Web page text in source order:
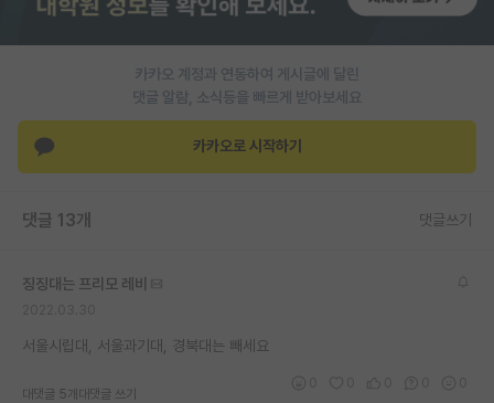
재팬라운지 🌸
카카오 계정과 연동하여 게시글에 달린
댓글 알람, 소식등을 빠르게 받아보세요
카카오로 시작하기
댓글 13개 댓글쓰기
징징대는 프리모 레비
서울시립대, 서울과기대, 경북대는 빼세요
대댓글 5개 대댓글 쓰기